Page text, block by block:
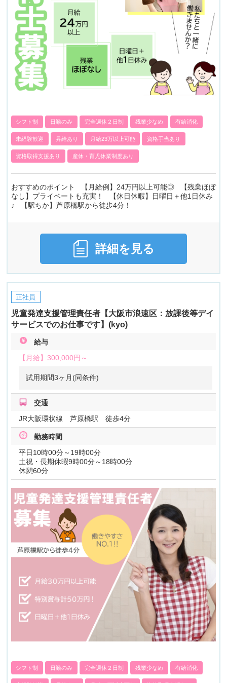
シフト制 日勤のみ 完全週休２日制 残業少なめ 有給消化
未経験歓迎 昇給あり 月給23万以上可能 資格手当あり
資格取得支援あり 産休・育児休業制度あり
おすすめのポイント 【月給例】24万円以上可能◎ 【残業ほぼ
なし】プライベートも充実！ 【休日休暇】日曜日＋他1日休み
♪ 【駅ちか】芦原橋駅から徒歩4分！
詳細を見る
正社員
児童発達支援管理責任者【大阪市浪速区：放課後等デイ
サービスでのお仕事です】(kyo)
給与
【月給】300,000円～
試用期間3ヶ月(同条件)
交通
JR大阪環状線 芦原橋駅 徒歩4分
勤務時間
平日10時00分～19時00分
土祝・長期休暇9時00分～18時00分
休憩60分
シフト制 日勤のみ 完全週休２日制 残業少なめ 有給消化